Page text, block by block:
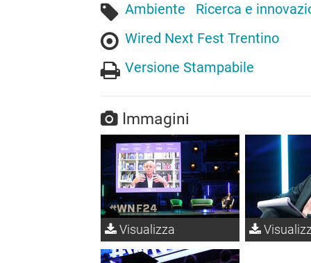
Ambiente
Ricerca e
Wired Next Fest Trentino
Versione Stampabile
Immagini
Visualizza